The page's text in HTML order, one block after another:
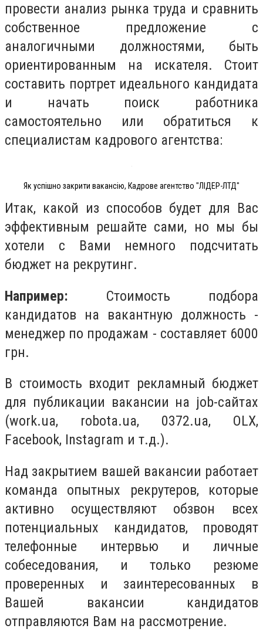
провести анализ рынка труда и сравнить
собственное предложение с
аналогичными должностями, быть
ориентированным на искателя. Стоит
составить портрет идеального кандидата
и начать поиск работника
самостоятельно или обратиться к
специалистам кадрового агентства:
Як успішно закрити вакансію, Кадрове агентство "ЛІДЕР-ЛТД"
Итак, какой из способов будет для Вас
эффективным решайте сами, но мы бы
хотели с Вами немного подсчитать
бюджет на рекрутинг.
Например: Стоимость подбора
кандидатов на вакантную должность -
менеджер по продажам - составляет 6000
грн.
В стоимость входит рекламный бюджет
для публикации вакансии на job-сайтах
(work.ua, robota.ua, 0372.ua, OLX,
Facebook, Instagram и т.д.).
Над закрытием вашей вакансии работает
команда опытных рекрутеров, которые
активно осуществляют обзвон всех
потенциальных кандидатов, проводят
телефонные интервью и личные
собеседования, и только резюме
проверенных и заинтересованных в
Вашей вакансии кандидатов
отправляются Вам на рассмотрение.